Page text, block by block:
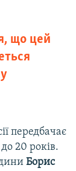
що цей
передбачає
20 років.
Борис